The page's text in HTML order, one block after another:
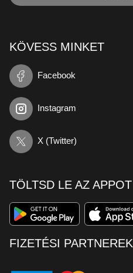
KÖVESS MINKET
Facebook
Instagram
X (Twitter)
TÖLTSD LE AZ APPOT
FIZETÉSI PARTNEREK